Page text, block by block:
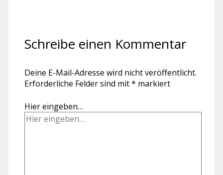
Schreibe einen Kommentar
Deine E-Mail-Adresse wird nicht veröffentlicht.
Erforderliche Felder sind mit* markiert
Hier eingeben…